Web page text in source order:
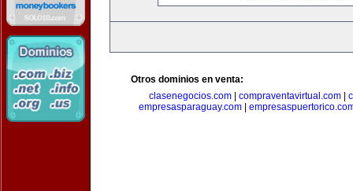
Otros dominios en venta:
clasenegocios.com| compraventavirtual.com|
empresasparaguay.com|